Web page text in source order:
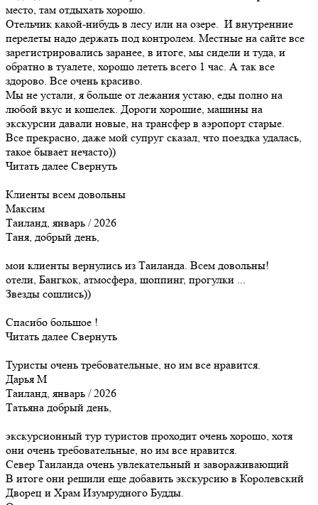
место, там отдыхать хорошо.
Отельчик какой-нибудь в лесу или на озере. И внутренние
перелеты надо держать под контролем. Местные на сайте все
зарегистрировались заранее, в итоге, мы сидели и туда, и
обратно в туалете, хорошо лететь всего 1 час. А так все
здорово. Все очень красиво.
Мы не устали, я больше от лежания устаю, еды полно на
любой вкус и кошелек. Дороги хорошие, машины на
экскурсии давали новые, на трансфер в аэропорт старые.
Все прекрасно, даже мой супруг сказал, что поездка удалась,
такое бывает нечасто))
Читать далее Свернуть
Клиенты всем довольны
Максим
Таиланд, январь / 2026
Таня, добрый день,
мои клиенты вернулись из Таиланда. Всем довольны!
отели, Бангкок, атмосфера, шоппинг, прогулки ...
Звезды сошлись))
Спасибо большое !
Читать далее Свернуть
Туристы очень требовательные, но им все нравится.
Дарья М
Таиланд, январь / 2026
Татьяна добрый день,
экскурсионный тур туристов проходит очень хорошо, хотя
они очень требовательные, но им все нравится.
Север Таиланда очень увлекательный и завораживающий
В итоге они решили еще добавить экскурсию в Королевский
Дворец и Храм Изумрудного Будды.